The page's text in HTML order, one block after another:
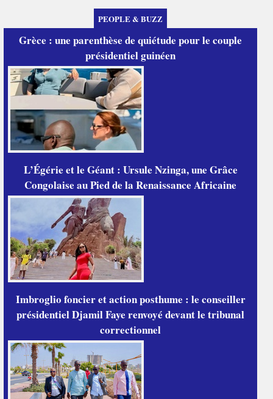
PEOPLE & BUZZ
Grèce : une parenthèse de quiétude pour le couple
présidentiel guinéen
L’Égérie et le Géant : Ursule Nzinga, une Grâce
Congolaise au Pied de la Renaissance Africaine
Imbroglio foncier et action posthume : le conseiller
présidentiel Djamil Faye renvoyé devant le tribunal
correctionnel